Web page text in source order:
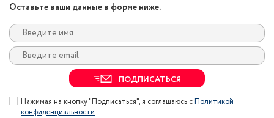
Оставьте ваши данные в форме ниже.
ПОДПИСАТЬСЯ
Нажимая на кнопку "Подписаться", я соглашаюсь сПолитикой
конфиденциальности